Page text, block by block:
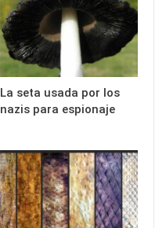
La seta usada por los
nazis para espionaje